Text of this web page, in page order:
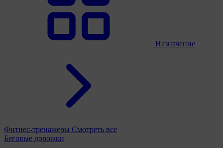
Назначение
Фитнес-тренажеры Смотреть все
Беговые дорожки